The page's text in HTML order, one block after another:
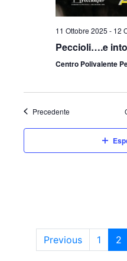
11 Ottobre 2025 - 12
Peccioli….e
Centro Polivalente
PrecedenteEventi
Previous 1 2